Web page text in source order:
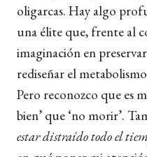
oligarcas. Hay algo
una élite que, frente al
imaginación en
rediseñar el
Pero reconozco que es
bien’ que ‘no morir’.
estar distraído todo el